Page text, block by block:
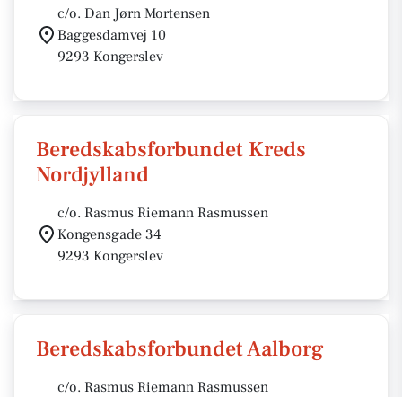
c/o. Dan Jørn Mortensen
Baggesdamvej 10
9293 Kongerslev
Beredskabsforbundet Kreds
Nordjylland
c/o. Rasmus Riemann Rasmussen
Kongensgade 34
9293 Kongerslev
Beredskabsforbundet Aalborg
c/o. Rasmus Riemann Rasmussen